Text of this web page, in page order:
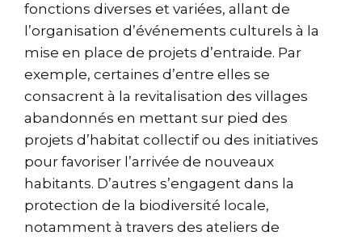
fonctions diverses et variées, allant de
l’organisation d’événements culturels à la
mise en place de projets d’entraide. Par
exemple, certaines d’entre elles se
consacrent à la revitalisation des villages
abandonnés en mettant sur pied des
projets d’habitat collectif ou des initiatives
pour favoriser l’arrivée de nouveaux
habitants. D’autres s’engagent dans la
protection de la biodiversité locale,
notamment à travers des ateliers de